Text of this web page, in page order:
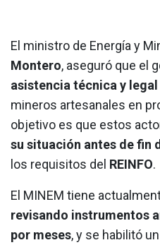
El ministro de Energía y
Montero, aseguró que el
asistencia técnica y legal
mineros artesanales en
objetivo es que estos
su situación antes de fin
los requisitos del REINFO.
El MINEM tiene
revisando instrumentos
por meses, y se habilitó